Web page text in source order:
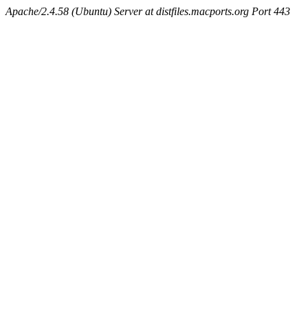
Apache/2.4.58 (Ubuntu) Server at distfiles.macports.org Port 443